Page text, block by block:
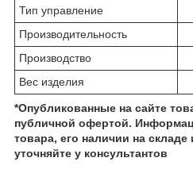
Тип управление
Производительность
Производство
Вес изделия
*Опубликованные на сайте
публичной офертой.
товара, его наличии на складе
уточняйте у консультантов